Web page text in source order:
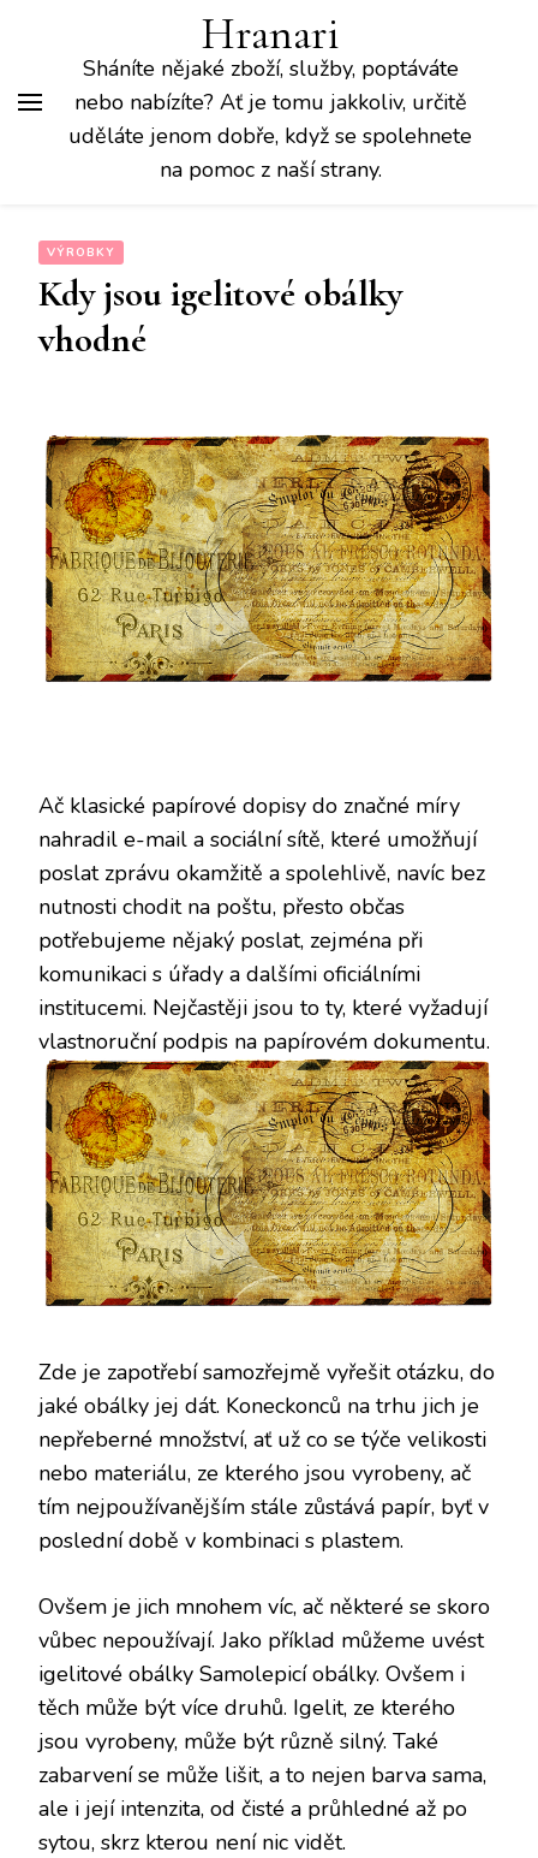
Hranari
Sháníte nějaké zboží, služby, poptáváte
nebo nabízíte? Ať je tomu jakkoliv, určitě
uděláte jenom dobře, když se spolehnete
na pomoc z naší strany.
VÝROBKY
Kdy jsou igelitové obálky
vhodné
Ač klasické papírové dopisy do značné míry
nahradil e-mail a sociální sítě, které umožňují
poslat zprávu okamžitě a spolehlivě, navíc bez
nutnosti chodit na poštu, přesto občas
potřebujeme nějaký poslat, zejména při
komunikaci s úřady a dalšími oficiálními
institucemi. Nejčastěji jsou to ty, které vyžadují
vlastnoruční podpis na papírovém dokumentu.
Zde je zapotřebí samozřejmě vyřešit otázku, do
jaké obálky jej dát. Koneckonců na trhu jich je
nepřeberné množství, ať už co se týče velikosti
nebo materiálu, ze kterého jsou vyrobeny, ač
tím nejpoužívanějším stále zůstává papír, byť v
poslední době v kombinaci s plastem.
Ovšem je jich mnohem víc, ač některé se skoro
vůbec nepoužívají. Jako příklad můžeme uvést
igelitové obálky Samolepicí obálky. Ovšem i
těch může být více druhů. Igelit, ze kterého
jsou vyrobeny, může být různě silný. Také
zabarvení se může lišit, a to nejen barva sama,
ale i její intenzita, od čisté a průhledné až po
sytou, skrz kterou není nic vidět.